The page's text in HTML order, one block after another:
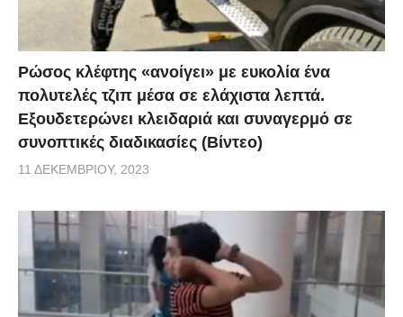
Ρώσος κλέφτης «ανοίγει» με ευκολία ένα
πολυτελές τζιπ μέσα σε ελάχιστα λεπτά.
Εξουδετερώνει κλειδαριά και συναγερμό σε
συνοπτικές διαδικασίες (Βίντεο)
11 ΔΕΚΕΜΒΡΊΟΥ, 2023